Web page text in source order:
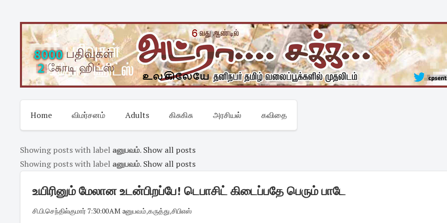
content
Home விமர்சனம் Adults கிசுகிசு அரசியல் கவிதை
Showing posts with label aனுபவம். Show all posts
Showing posts with label aனுபவம். Show all posts
உயிரினும் மேலான உடன்பிறப்பே! டெபாசிட் கிடைப்பதே பெரும் பாடே
சி.பி.செந்தில்குமார் 7:30:00 AM ·aனுபவம்,கருத்து,சிபிஎஸ்